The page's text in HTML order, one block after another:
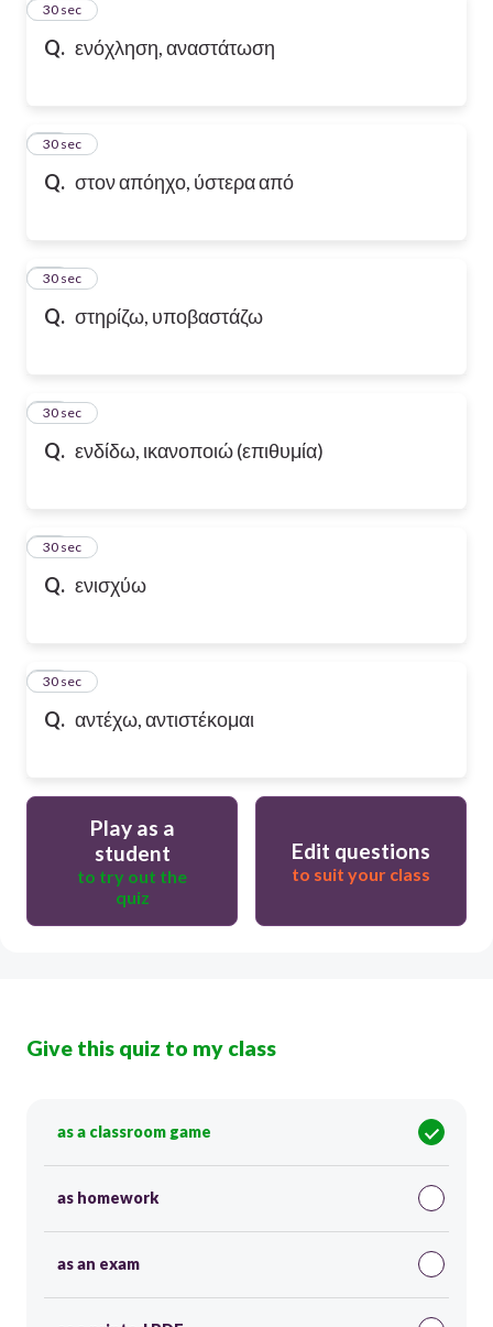
Q. ενόχληση, αναστάτωση
55
30 sec
Q. στον απόηχο, ύστερα από
56
30 sec
Q. στηρίζω, υποβαστάζω
57
30 sec
Q. ενδίδω, ικανοποιώ (επιθυμία)
58
30 sec
Q. ενισχύω
59
30 sec
Q. αντέχω, αντιστέκομαι
60
30 sec
Play as a
student
to try out the
quiz
Edit questions
to suit your class
Give this quiz to my class
as a classroom game
as homework
as an exam